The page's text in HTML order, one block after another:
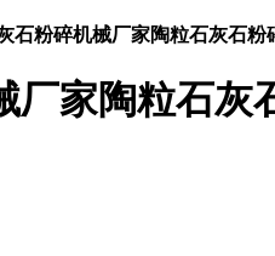
石粉碎机械厂家陶粒石灰石粉
厂家陶粒石